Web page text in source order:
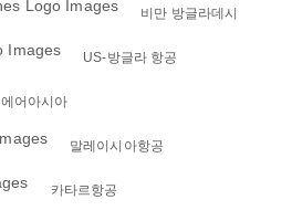
비만 방글라데시
US-방글라 항공
에어아시아
말레이시아항공
카타르항공